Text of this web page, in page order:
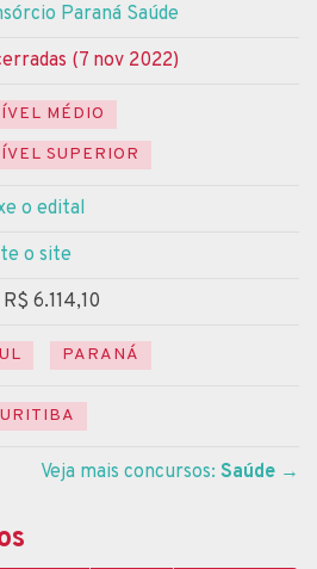
Paraná Saúde
(7 nov 2022)
MÉDIO
SUPERIOR
o edital
o site
6.114,10
PARANÁ
Veja mais concursos: Saúde →